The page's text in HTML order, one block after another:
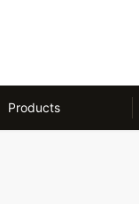
Products